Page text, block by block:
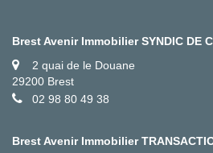
Brest Avenir Immobilier SYNDIC DE
2 quai de le Douane
29200 Brest
02 98 80 49 38
Brest Avenir Immobilier